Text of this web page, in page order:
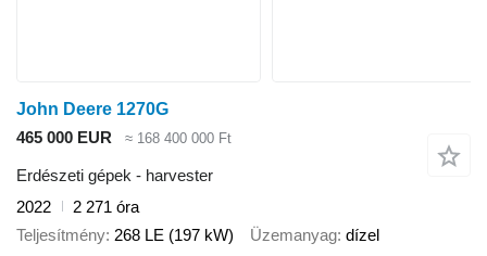
John Deere 1270G
465 000 EUR
≈ 168 400 000 Ft
Erdészeti gépek - harvester
2022
2 271 óra
Teljesítmény 268 LE (197 kW) Üzemanyag dízel